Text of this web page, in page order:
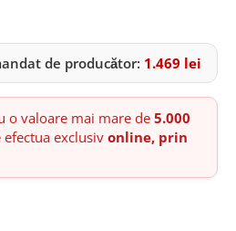
de producător: 1.469 lei
o valoare mai mare de 5.000
efectua exclusiv online, prin